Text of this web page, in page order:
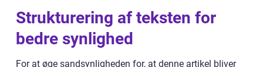
Strukturering af teksten for
bedre synlighed
For at øge sandsynligheden for, at denne artikel bliver